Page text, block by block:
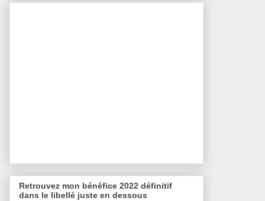
Retrouvez mon bénéfice 2022 définitif
dans le libellé juste en dessous